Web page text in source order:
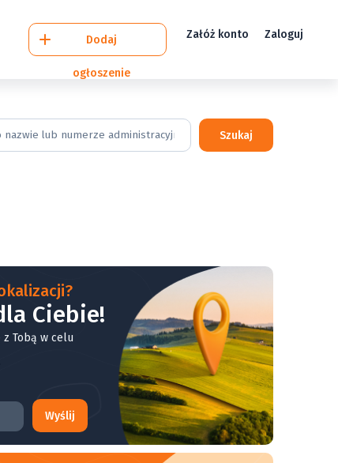
Dodaj
ogłoszenie
Załóż konto Zaloguj
Szukaj
Ciebie!
Tobą w celu
Wyślij